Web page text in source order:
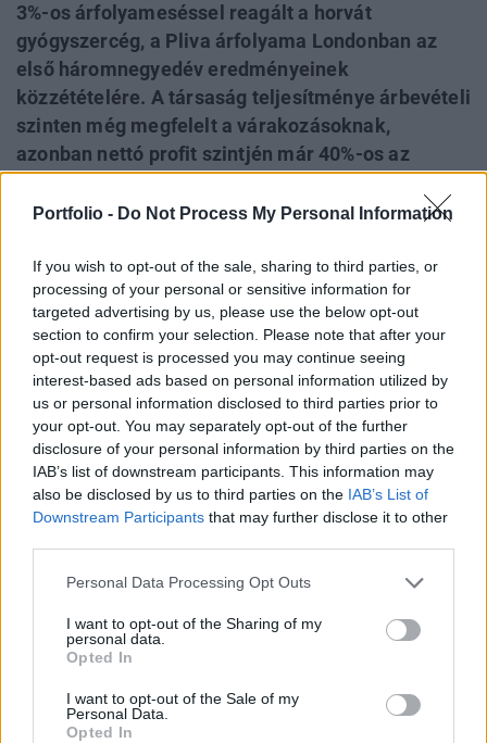
Portfolio - Do Not Process My Personal Information
If you wish to opt-out of the sale, sharing to third parties, or
processing of your personal or sensitive information for
targeted advertising by us, please use the below opt-out
section to confirm your selection. Please note that after your
opt-out request is processed you may continue seeing
interest-based ads based on personal information utilized by
us or personal information disclosed to third parties prior to
your opt-out. You may separately opt-out of the further
disclosure of your personal information by third parties on the
IAB’s list of downstream participants. This information may
also be disclosed by us to third parties on the IAB’s List of
Downstream Participants that may further disclose it to other
Personal Data Processing Opt Outs
I want to opt-out of the Sharing of my
personal data.
Opted In
I want to opt-out of the Sale of my
Personal Data.
Opted In
3%-os árfolyameséssel reagált a horvát
gyógyszercég, a Pliva árfolyama Londonban az
első háromnegyedév eredményeinek
közzétételére. A társaság teljesítménye árbevételi
szinten még megfelelt a várakozásoknak,
azonban nettó profit szintjén már 40%-os az
fókuszában elsősorban az éves menedzsment
cégvezetés kiáll korábbi számai mellett, több
elemző kilátásba helyezte a negatív
felülvizsgálatot.
A Pliva sztori legkritikusabb eleme, hogy túl nagy kitettsége
volt a cégnek egy termékkel szemben. A menedzsment
folyamatosan azt kommunikálta, hogy a termék
szabadalmi kifutására felkészült és új bevezetésekkel
kompenzálni tudja majd az árbevétel visszaesést. Ez
gyakorlatilag igaznak is bizonyult egyelőre, árbevételi
oldalon a várakozásoknak megfelelő teljesítményt nyújt...
A keresett cikk a portfolio.hu hírarchívumához
tartozik, melynek olvasása előfizetéses
regisztrációhoz kötött.
Az előfizetés a következőket tartalmazza: